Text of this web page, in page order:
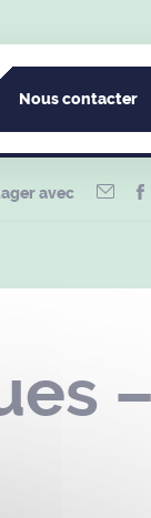
Nous contacter
avec